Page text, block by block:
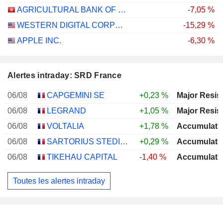
AGRICULTURAL BANK OF CHINA LIMITED
-7,05 %
WESTERN DIGITAL CORPORATION
-15,29 %
APPLE INC.
-6,30 %
Alertes intraday: SRD France
06/08 CAPGEMINI SE +0,23 %
Major
06/08
LEGRAND +1,05 %
Major
06/08
VOLTALIA +1,78 %
06/08
SARTORIUS STEDIM BIOTECH +0,29 %
06/08
TIKEHAU CAPITAL -1,40 %
Toutes les alertes intraday